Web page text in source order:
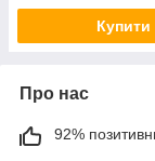
Купити
Про нас
92%